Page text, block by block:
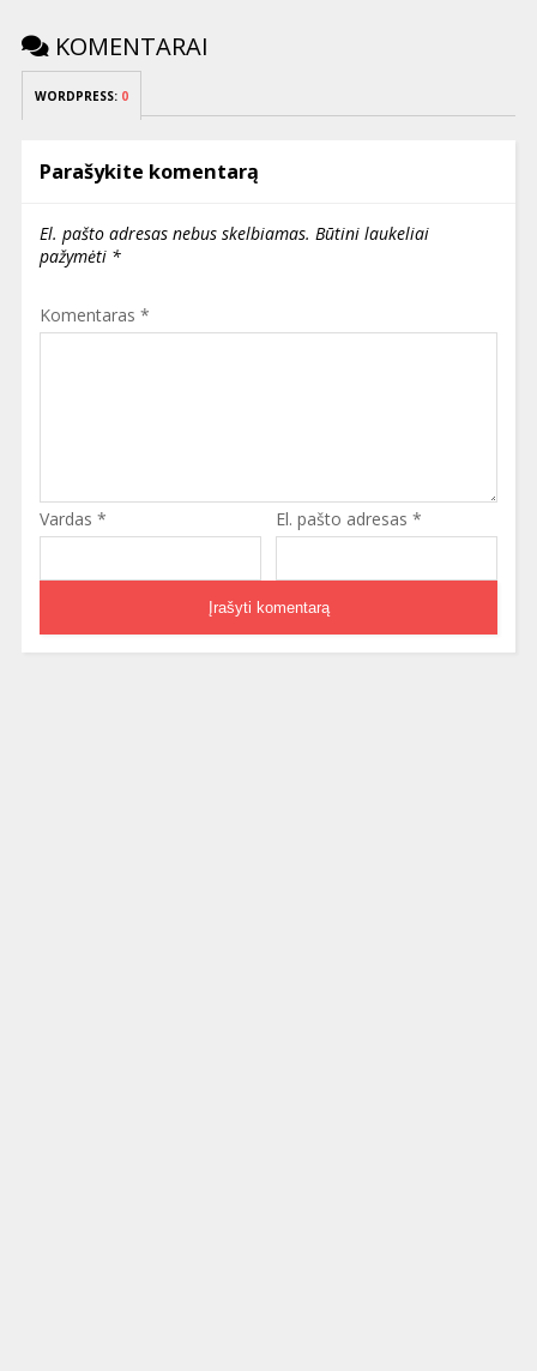
KOMENTARAI
WORDPRESS: 0
Parašykite komentarą
El. pašto adresas nebus skelbiamas. Būtini laukeliai
pažymėti *
Komentaras *
Vardas * El. pašto adresas *